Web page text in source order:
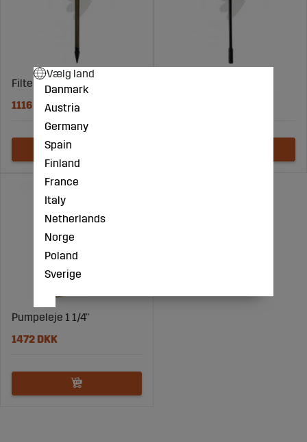
Filter 1 1/4"
1116 DKK
Pumpeleje 1 1/4"
1472 DKK
Vælg land
Danmark
Austria
Germany
Spain
Finland
France
Italy
Netherlands
Norge
Poland
Sverige